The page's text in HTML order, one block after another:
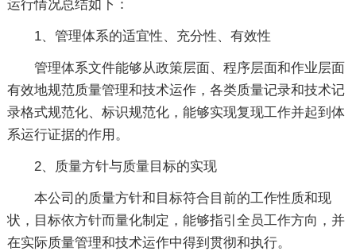
运行情况总结如下：
1、管理体系的适宜性、充分性、有效性
管理体系文件能够从政策层面、程序层面和作业层面
有效地规范质量管理和技术运作，各类质量记录和技术记
录格式规范化、标识规范化，能够实现复现工作并起到体
系运行证据的作用。
2、质量方针与质量目标的实现
本公司的质量方针和目标符合目前的工作性质和现
状，目标依方针而量化制定，能够指引全员工作方向，并
在实际质量管理和技术运作中得到贯彻和执行。